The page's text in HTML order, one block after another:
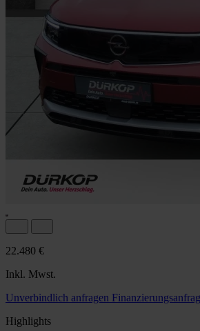
22.480 €
Inkl. Mwst.
Unverbindlich anfragen
Highlights